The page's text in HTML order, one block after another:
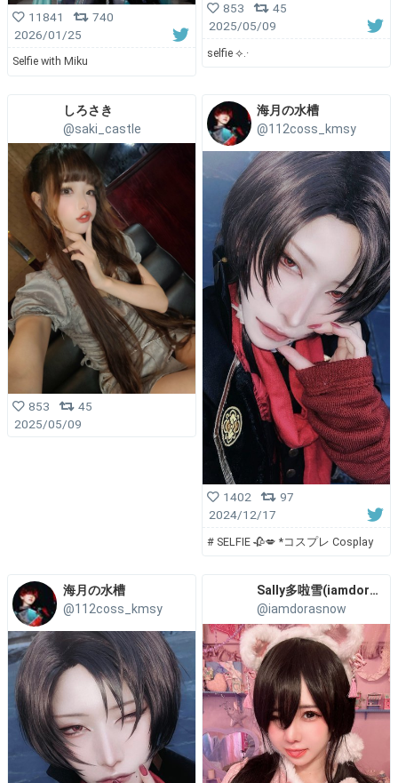
11841
740
2026/01/25
Selfie with Miku
853
45
2025/05/09
selfie ⟡.·
しろさき
@saki_castle
853
45
2025/05/09
海月の水槽
@112coss_kmsy
1402
97
2024/12/17
# SELFIE 🥀💋 *コスプレ Cosplay
海月の水槽
@112coss_kmsy
Sally多啦雪(iamdorasnow)
@iamdorasnow